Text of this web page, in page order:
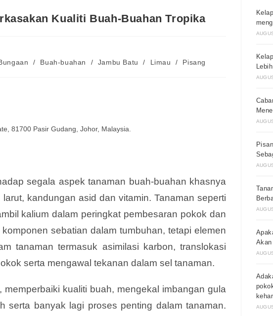
Kualiti Buah-Buahan Tropika
/ Buah-buahan / Jambu Batu / Limau / Pisang
81700 Pasir Gudang, Johor, Malaysia.
segala aspek tanaman buah-buahan khasnya
kandungan asid dan vitamin. Tanaman seperti
kalium dalam peringkat pembesaran pokok dan
sebatian dalam tumbuhan, tetapi elemen
tanaman termasuk asimilasi karbon, translokasi
serta mengawal tekanan dalam sel tanaman.
kualiti buah, mengekal imbangan gula
serta banyak lagi proses penting dalam tanaman.